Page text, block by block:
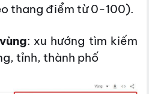
thang điểm từ 0-100).
: xu hướng tìm kiếm
tỉnh, thành phố